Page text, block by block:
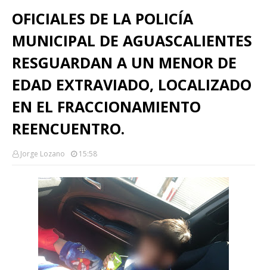
OFICIALES DE LA POLICÍA
MUNICIPAL DE AGUASCALIENTES
RESGUARDAN A UN MENOR DE
EDAD EXTRAVIADO, LOCALIZADO
EN EL FRACCIONAMIENTO
REENCUENTRO.
Jorge Lozano 15:58